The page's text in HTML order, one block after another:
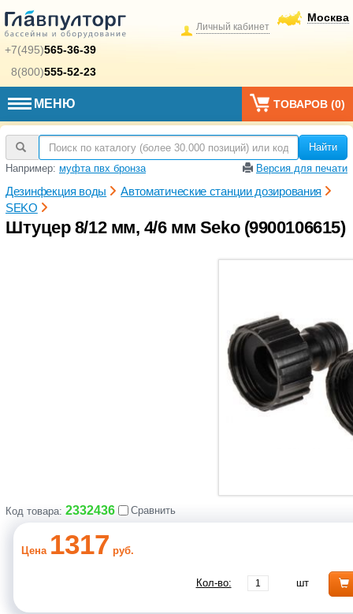
+7(495)565-36-39
8(800)555-52-23
Москва
Личный кабинет
МЕНЮ ТОВАРОВ (0)
Найти
Например: муфта пвх бронза Версия для печати
Дезинфекция воды
Автоматические станции дозирования
SEKO
Штуцер 8/12 мм, 4/6 мм Seko (9900106615)
Код товара: 2332436 Сравнить
Цена 1317 руб.
Кол-во: шт